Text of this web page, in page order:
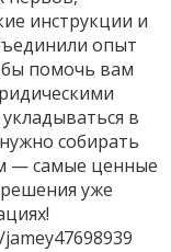
инструкции и
опыт
помочь вам
в
собирать
— самые ценные
уже